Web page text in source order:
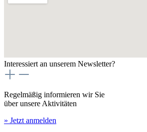
Interessiert an unserem Newsletter?
Regelmäßig informieren wir Sie
über unsere Aktivitäten
» Jetzt anmelden